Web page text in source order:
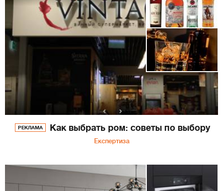
РЕКЛАМА Как выбрать ром: советы по выбору
Експертиза